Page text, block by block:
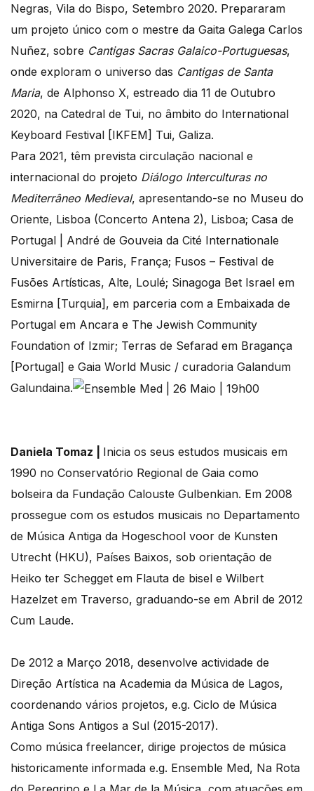
Negras, Vila do Bispo, Setembro 2020. Prepararam
um projeto único com o mestre da Gaita Galega Carlos
Nuñez, sobre Cantigas Sacras Galaico-Portuguesas,
onde exploram o universo das Cantigas de Santa
Maria, de Alphonso X, estreado dia 11 de Outubro
2020, na Catedral de Tui, no âmbito do International
Keyboard Festival [IKFEM] Tui, Galiza.
Para 2021, têm prevista circulação nacional e
internacional do projeto Diálogo Interculturas no
Mediterrâneo Medieval, apresentando-se no Museu do
Oriente, Lisboa (Concerto Antena 2), Lisboa; Casa de
Portugal | André de Gouveia da Cité Internationale
Universitaire de Paris, França; Fusos – Festival de
Fusões Artísticas, Alte, Loulé; Sinagoga Bet Israel em
Esmirna [Turquia], em parceria com a Embaixada de
Portugal em Ancara e The Jewish Community
Foundation of Izmir; Terras de Sefarad em Bragança
[Portugal] e Gaia World Music / curadoria Galandum
Galundaina.
Daniela Tomaz | Inicia os seus estudos musicais em
1990 no Conservatório Regional de Gaia como
bolseira da Fundação Calouste Gulbenkian. Em 2008
prossegue com os estudos musicais no Departamento
de Música Antiga da Hogeschool voor de Kunsten
Utrecht (HKU), Países Baixos, sob orientação de
Heiko ter Schegget em Flauta de bisel e Wilbert
Hazelzet em Traverso, graduando-se em Abril de 2012
Cum Laude.
De 2012 a Março 2018, desenvolve actividade de
Direção Artística na Academia da Música de Lagos,
coordenando vários projetos, e.g. Ciclo de Música
Antiga Sons Antigos a Sul (2015-2017).
Como música freelancer, dirige projectos de música
historicamente informada e.g. Ensemble Med, Na Rota